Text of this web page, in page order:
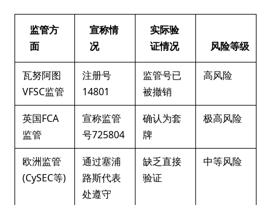
监管方
面
宣称情
况
实际验
证情况
风险等级
瓦努阿图
VFSC监管
注册号
14801
监管号已
被撤销
高风险
英国FCA
监管
宣称监管
号725804
确认为套
牌
极高风险
欧洲监管
(CySEC等)
通过塞浦
路斯代表
处遵守
缺乏直接
验证
中等风险